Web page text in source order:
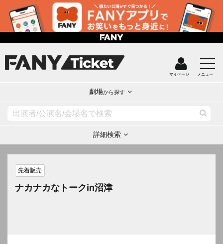
マイページ メニュー
劇場から探す
詳細検索
先着販売
ナカナカなトークin沼津